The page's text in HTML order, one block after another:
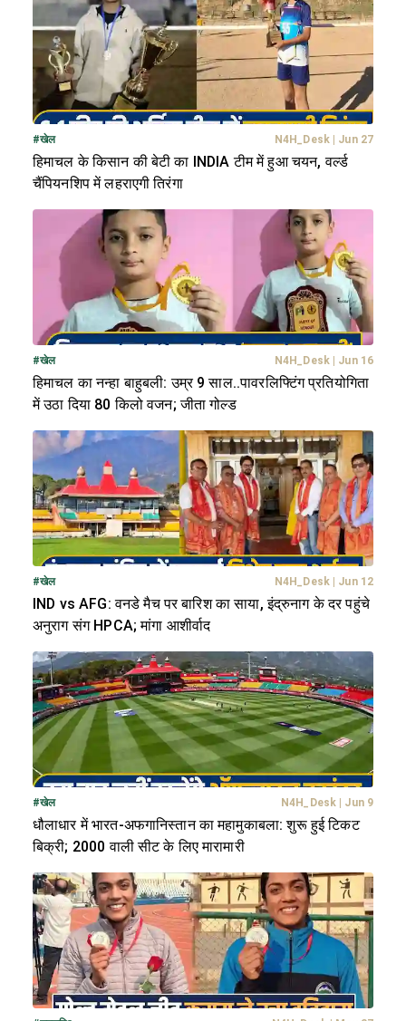
#खेल N4H_Desk| Jun 27
हिमाचल के किसान की बेटी का INDIA टीम में हुआ चयन, वर्ल्ड
चैंपियनशिप में लहराएगी तिरंगा
#खेल N4H_Desk| Jun 16
हिमाचल का नन्हा बाहुबली: उम्र 9 साल..पावरलिफ्टिंग प्रतियोगिता
में उठा दिया 80 किलो वजन; जीता गोल्ड
#खेल N4H_Desk| Jun 12
IND vs AFG: वनडे मैच पर बारिश का साया, इंद्रुनाग के दर पहुंचे
अनुराग संग HPCA; मांगा आशीर्वाद
#खेल N4H_Desk Jun 9
धौलाधार में भारत-अफगानिस्तान का महामुकाबला: शुरू हुई टिकट
बिक्री; 2000 वाली सीट के लिए मारामारी